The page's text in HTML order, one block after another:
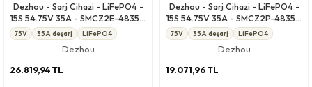
Dezhou - Sarj Cihazi - LiFePO4 -
15S 54.75V 35A - SMCZ2E-4835A
CANBUS-P IP67
75V 35A deşarj LiFePO4
Dezhou
26.819,94 TL
Dezhou - Sarj Cihazi - LiFePO4 -
15S 54.75V 35A - SMCZ2P-4835A
CCCV IP67
75V 35A deşarj LiFePO4
Dezhou
19.071,96 TL